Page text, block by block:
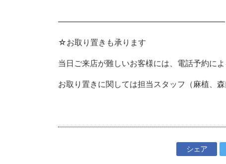
―――――――――――――――――――――
☆お取り置きも承ります
当日ご来店が難しいお客様には、電話予約に
お取り置きに関しては担当スタッフ（麻植、森
シェア